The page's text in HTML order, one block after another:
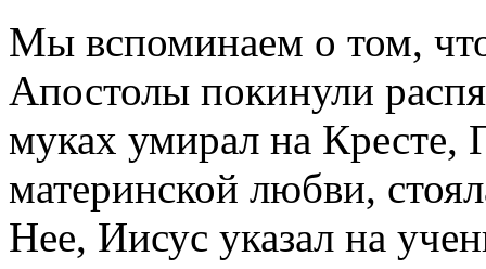
Мы вспоминаем о том,
Апостолы покинули
муках умирал на Кресте,
материнской любви,
Нее, Иисус указал на